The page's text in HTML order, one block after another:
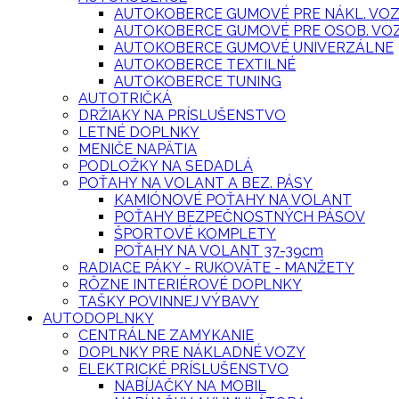
AUTOKOBERCE GUMOVÉ PRE NÁKL.
AUTOKOBERCE GUMOVÉ PRE OSOB.
AUTOKOBERCE GUMOVÉ UNIVERZÁLNE
AUTOKOBERCE TEXTILNÉ
AUTOKOBERCE TUNING
AUTOTRIČKÁ
DRŽIAKY NA PRÍSLUŠENSTVO
LETNÉ DOPLNKY
MENIČE NAPÄTIA
PODLOŽKY NA SEDADLÁ
POŤAHY NA VOLANT A BEZ. PÁSY
KAMIÓNOVÉ POŤAHY NA VOLANT
POŤAHY BEZPEČNOSTNÝCH PÁSOV
ŠPORTOVÉ KOMPLETY
POŤAHY NA VOLANT 37-39cm
RADIACE PÁKY - RUKOVÄTE - MANŽETY
RÔZNE INTERIÉROVÉ DOPLNKY
TAŠKY POVINNEJ VÝBAVY
AUTODOPLNKY
CENTRÁLNE ZAMYKANIE
DOPLNKY PRE NÁKLADNÉ VOZY
ELEKTRICKÉ PRÍSLUŠENSTVO
NABÍJAČKY NA MOBIL